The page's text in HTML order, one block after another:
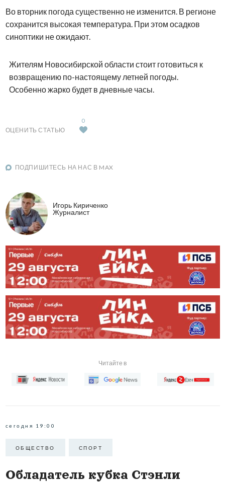
Во вторник погода существенно не изменится. В регионе
сохранится высокая температура. При этом осадков
синоптики не ожидают.
Жителям Новосибирской области стоит готовиться к
возвращению по-настоящему летней погоды.
Особенно жарко будет в дневные часы.
ОЦЕНИТЬ СТАТЬЮ
0
ПОДПИШИТЕСЬ НА НАС В MAX
Игорь Кириченко
Журналист
Читайте в
сегодня 19:00
ОБЩЕСТВО СПОРТ
Обладатель кубка Стэнли